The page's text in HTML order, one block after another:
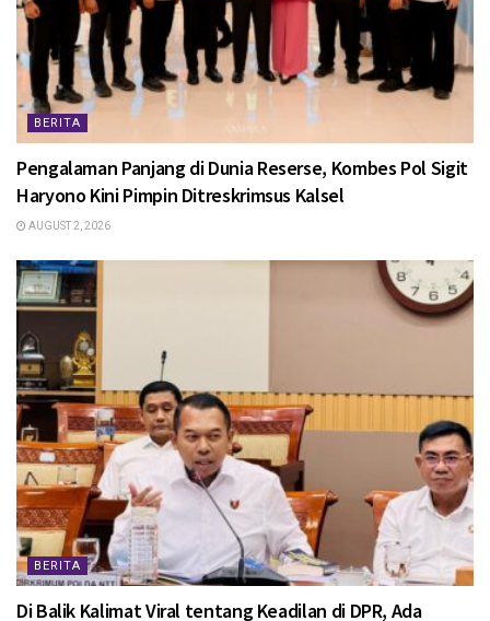
BERITA
Pengalaman Panjang di Dunia Reserse, Kombes Pol Sigit
Haryono Kini Pimpin Ditreskrimsus Kalsel
AUGUST 2, 2026
BERITA
Di Balik Kalimat Viral tentang Keadilan di DPR, Ada